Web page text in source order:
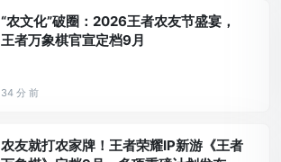
“农文化”破圈：2026王者农友节盛宴，
王者万象棋官宣定档9月
34 分 前
农友就打农家牌！王者荣耀IP新游《王者